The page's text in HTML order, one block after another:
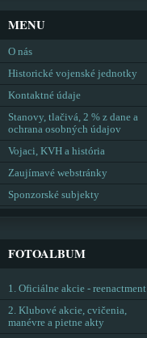
MENU
O nás
Historické vojenské jednotky
Kontaktné údaje
Stanovy, tlačivá, 2 % z dane a
ochrana osobných údajov
Vojaci, KVH a história
Zaujímavé webstránky
Sponzorské subjekty
FOTOALBUM
1. Oficiálne akcie - reenactment
2. Klubové akcie, cvičenia,
manévre a pietne akty